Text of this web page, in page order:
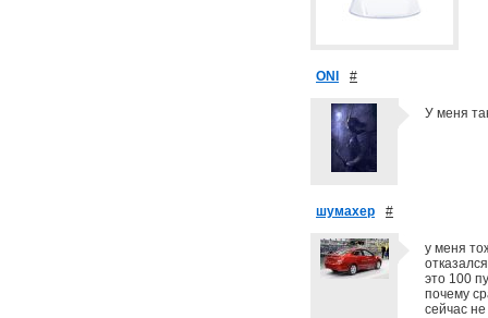
ONI #
У меня
шумахер #
у меня
это 100
почему
сейчас